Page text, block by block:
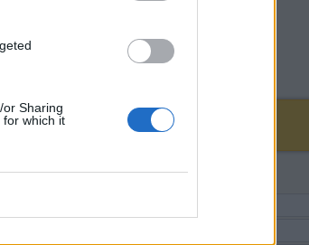
Sharing
which it